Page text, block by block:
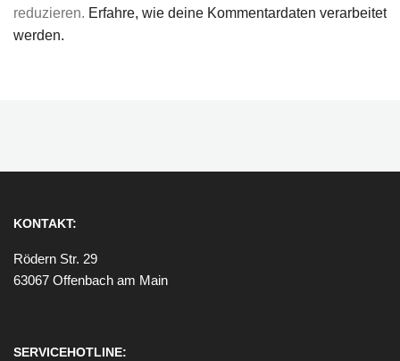
reduzieren. Erfahre, wie deine Kommentardaten verarbeitet
werden.
KONTAKT:
Rödern Str. 29
63067 Offenbach am Main
SERVICEHOTLINE: